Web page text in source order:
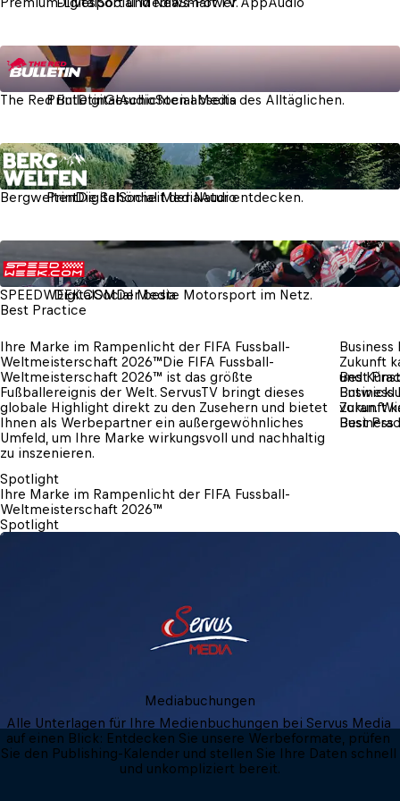
The Red BulletinGeschichten abseits des Alltäglichen.
The Red Bulletin
PrintDigitalAudioSocial Media
BergweltenDie Schönheit der Natur entdecken.
Print+3Bergwelten
PrintDigitalSocial MediaAudio
SPEEDWEEK.COMDer beste Motorsport im Netz.
Digital+1SPEEDWEEK.COM
DigitalSocial Media
Best Practice
Ihre Marke im Rampenlicht der FIFA Fussball-
Weltmeisterschaft 2026™Die FIFA Fussball-
Weltmeisterschaft 2026™ ist das größte
Fußballereignis der Welt. ServusTV bringt dieses
globale Highlight direkt zu den Zusehern und bietet
Ihnen als Werbepartner ein außergewöhnliches
Umfeld, um Ihre Marke wirkungsvoll und nachhaltig
zu inszenieren.
Spotlight
Ihre Marke im Rampenlicht der FIFA Fussball-
Weltmeisterschaft 2026™
Spotlight
Zukunft
und
voran.
Business
Best
Zukunft
Best
Mediabuchungen
Alle Unterlagen für Ihre Medienbuchungen bei Servus Media
auf einen Blick: Entdecken Sie unsere Werbeformate, prüfen
Sie den Publishing-Kalender und stellen Sie Ihre Daten schnell
und unkompliziert bereit.